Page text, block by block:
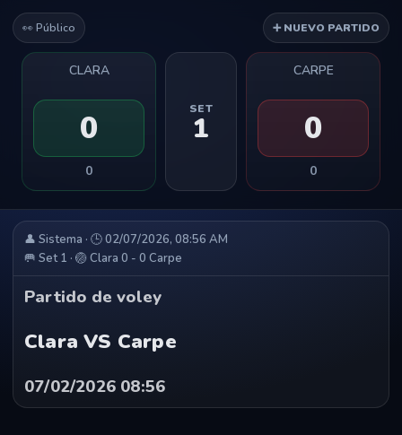
👀 Público ➕ NUEVO PARTIDO
CLARA
0
0
SET
1
CARPE
0
0
👤 Sistema · 🕒 02/07/2026, 08:56 AM
🥅 Set 1 · 🏐 Clara 0 - 0 Carpe
Partido de voley
Clara VS Carpe
07/02/2026 08:56